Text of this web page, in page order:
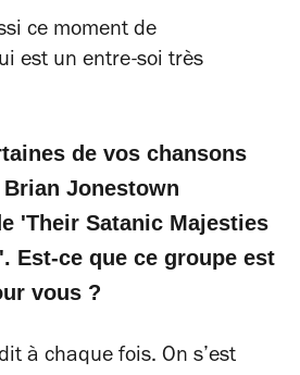
ce moment de
est un entre-soi très
de vos chansons
Jonestown
'Their Satanic Majesties
Est-ce que ce groupe est
vous ?
à chaque fois. On s’est